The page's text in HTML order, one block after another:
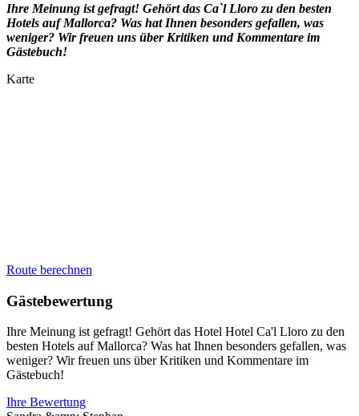
Ihre Meinung ist gefragt! Gehört das Ca`l Lloro zu den besten
Hotels auf Mallorca? Was hat Ihnen besonders gefallen, was
weniger? Wir freuen uns über Kritiken und Kommentare im
Gästebuch!
Karte
Route berechnen
Gästebewertung
Ihre Meinung ist gefragt! Gehört das Hotel Hotel Ca'l Lloro zu den
besten Hotels auf Mallorca? Was hat Ihnen besonders gefallen, was
weniger? Wir freuen uns über Kritiken und Kommentare im
Gästebuch!
Ihre Bewertung